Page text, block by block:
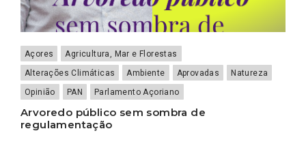
Açores
Agricultura, Mar e Florestas
Alterações Climáticas
Ambiente Aprovadas
Natureza
Opinião
PAN Parlamento Açoriano
Arvoredo público sem sombra de
regulamentação